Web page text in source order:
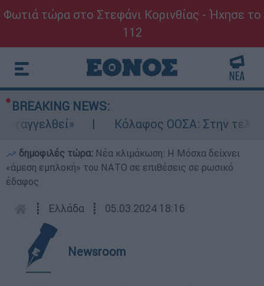
Φωτιά τώρα στο Στεφάνι Κορινθίας - Ήχησε το
112
BREAKING NEWS:
Κόλαφος ΟΟΣΑ: Στην
δημοφιλές τώρα: Νέα κλιμάκωση: Η Μόσχα δείχνει
«άμεση εμπλοκή» του ΝΑΤΟ σε επιθέσεις σε ρωσικό
έδαφος
┋ Ελλάδα ┋ 05.03.2024 18:16
Newsroom